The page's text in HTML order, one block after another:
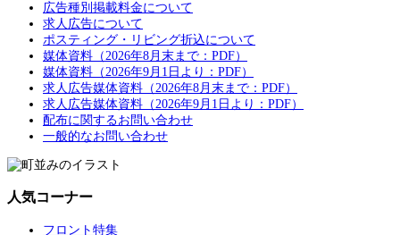
広告種別掲載料金について
求人広告について
ポスティング・リビング折込について
媒体資料（2026年8月末まで：PDF）
媒体資料（2026年9月1日より：PDF）
求人広告媒体資料（2026年8月末まで：PDF）
求人広告媒体資料（2026年9月1日より：PDF）
配布に関するお問い合わせ
一般的なお問い合わせ
人気コーナー
フロント特集